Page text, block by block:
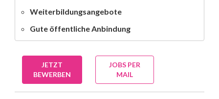
Weiterbildungsangebote
Gute öffentliche Anbindung
JETZT
BEWERBEN
JOBS PER
MAIL